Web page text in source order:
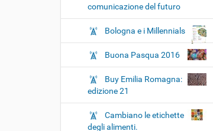
comunicazione del futuro
Bologna e i Millennials
Buona Pasqua 2016
Buy Emilia Romagna:
edizione 21
Cambiano le etichette
degli alimenti.